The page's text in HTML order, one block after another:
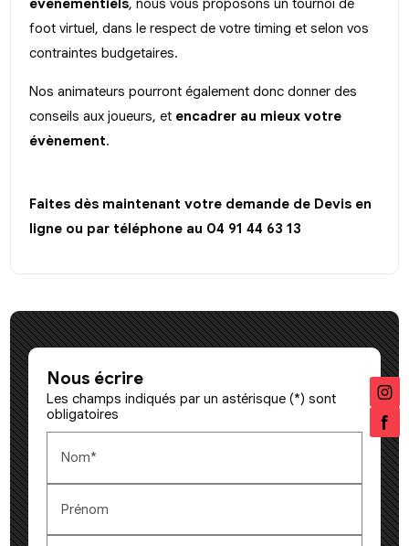
évènementiels, nous vous proposons un tournoi de
foot virtuel, dans le respect de votre timing et selon vos
contraintes budgetaires.
Nos animateurs pourront également donc donner des
conseils aux joueurs, et encadrer au mieux votre
évènement.
Faites dès maintenant votre demande de Devis en
ligne ou par téléphone au 04 91 44 63 13
Nous écrire
Les champs indiqués par un astérisque (*) sont
obligatoires
Nom*
Prénom